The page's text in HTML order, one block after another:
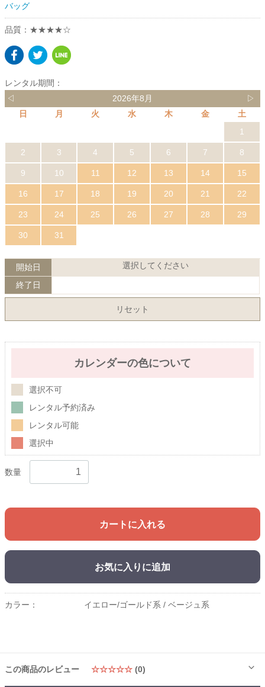
バッグ
品質：★★★★☆
レンタル期間：
◁
2026年8月
▷
日
月 火 水 木 金
土
1
2 3 4 5 6 7 8
9 10 11 12 13 14 15
16 17 18 19 20 21 22
23 24 25 26 27 28 29
30 31
開始日 選択してください
終了日
リセット
カレンダーの色について
選択不可
レンタル予約済み
レンタル可能
選択中
数量
カートに入れる
お気に入りに追加
カラー： イエロー/ゴールド系 / ベージュ系
この商品のレビュー ☆☆☆☆☆ (0)